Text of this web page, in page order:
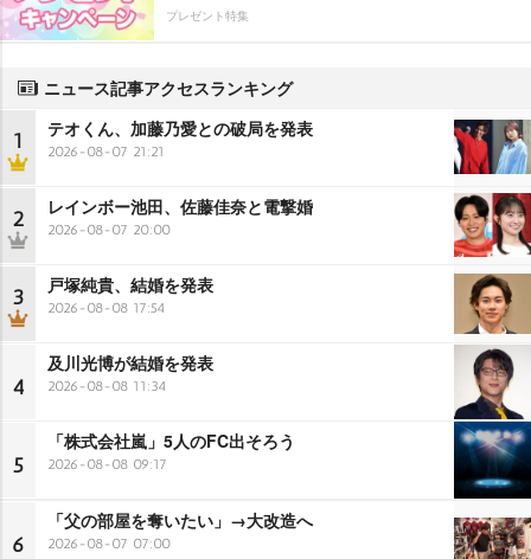
プレゼント特集
ニュース記事アクセスランキング
1 テオくん、加藤乃愛との破局を発表
2026-08-07 21:21
2 レインボー池田、佐藤佳奈と電撃婚
2026-08-07 20:00
3 戸塚純貴、結婚を発表
2026-08-08 17:54
4
及川光博が結婚を発表
2026-08-08 11:34
5
「株式会社嵐」5人のFC出そろう
2026-08-08 09:17
6
「父の部屋を奪いたい」→大改造へ
2026-08-07 07:00